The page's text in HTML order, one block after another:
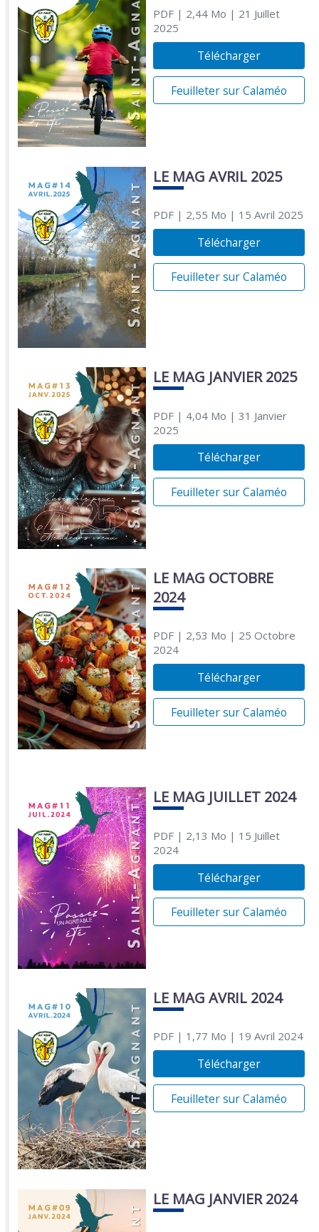
PDF| 2,44 Mo | 21 Juillet
2025
Télécharger
Feuilleter sur Calaméo
LE MAG AVRIL 2025
PDF| 2,55 Mo | 15 Avril 2025
Télécharger
Feuilleter sur Calaméo
LE MAG JANVIER 2025
PDF| 4,04 Mo | 31 Janvier
2025
Télécharger
Feuilleter sur Calaméo
LE MAG OCTOBRE
2024
PDF| 2,53 Mo | 25 Octobre
2024
Télécharger
Feuilleter sur Calaméo
LE MAG JUILLET 2024
PDF| 2,13 Mo | 15 Juillet
2024
Télécharger
Feuilleter sur Calaméo
LE MAG AVRIL 2024
PDF| 1,77 Mo | 19 Avril 2024
Télécharger
Feuilleter sur Calaméo
LE MAG JANVIER 2024